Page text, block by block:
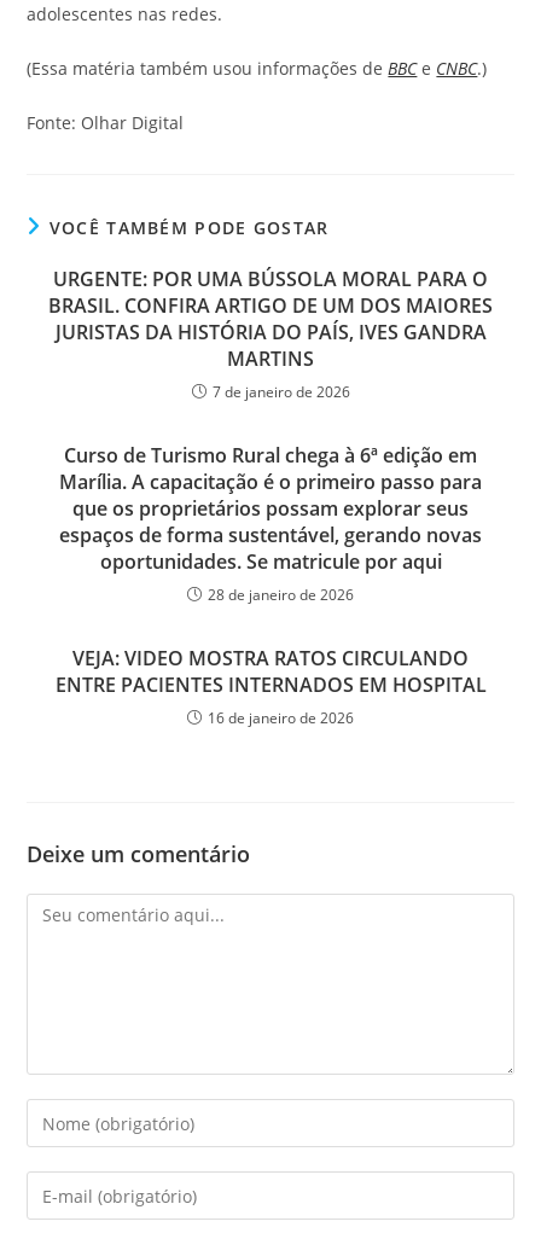
adolescentes nas redes.
(Essa matéria também usou informações deBBCe CNBC.)
Fonte: Olhar Digital
VOCÊ TAMBÉM PODE GOSTAR
URGENTE: POR UMA BÚSSOLA MORAL PARA O
BRASIL. CONFIRA ARTIGO DE UM DOS MAIORES
JURISTAS DA HISTÓRIA DO PAÍS, IVES GANDRA
MARTINS
7 de janeiro de 2026
Curso de Turismo Rural chega à 6ª edição em
Marília. A capacitação é o primeiro passo para
que os proprietários possam explorar seus
espaços de forma sustentável, gerando novas
oportunidades. Se matricule por aqui
28 de janeiro de 2026
VEJA: VIDEO MOSTRA RATOS CIRCULANDO
ENTRE PACIENTES INTERNADOS EM HOSPITAL
16 de janeiro de 2026
Deixe um comentário
Comentário
Digite
seu
nome
ou
Digite
seu